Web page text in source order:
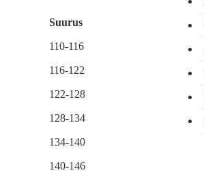
Suurus
110-116
116-122
122-128
128-134
134-140
140-146